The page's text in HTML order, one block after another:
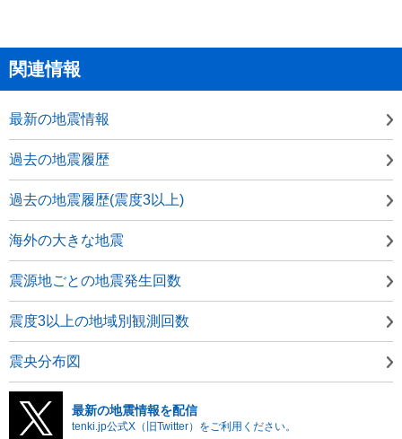
関連情報
最新の地震情報
過去の地震履歴
過去の地震履歴(震度3以上)
海外の大きな地震
震源地ごとの地震発生回数
震度3以上の地域別観測回数
震央分布図
最新の地震情報を配信
tenki.jp公式X（旧Twitter）をご利用ください。